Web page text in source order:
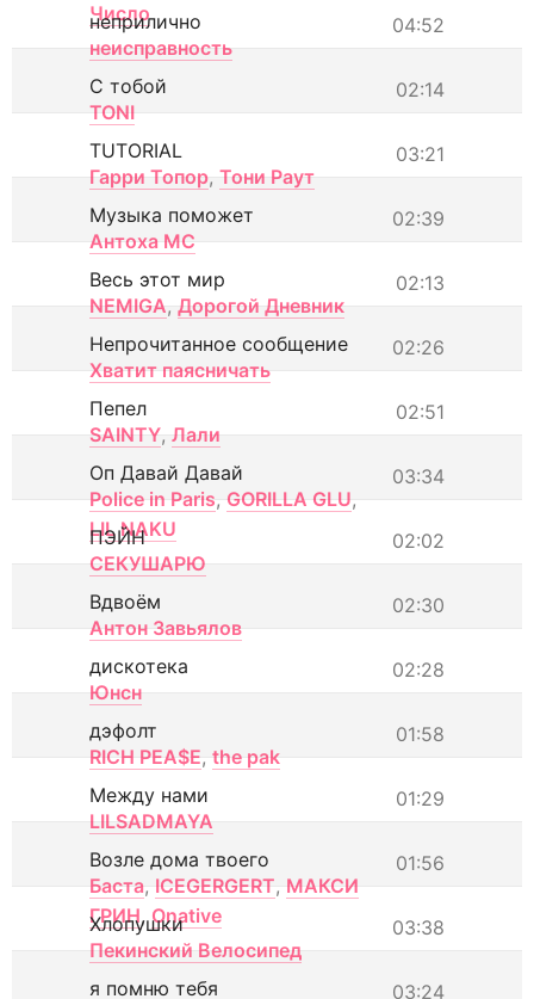
Число
04:52
неприлично
неисправность
02:14
С тобой
TONI
03:21
TUTORIAL
Гарри Топор, Тони Раут
02:39
Музыка поможет
Антоха МС
02:13
Весь этот мир
NEMIGA, Дорогой Дневник
02:26
Непрочитанное сообщение
Хватит паясничать
02:51
Пепел
SAINTY, Лали
03:34
Оп Давай Давай
Police in Paris, GORILLA GLU,
LIL NAKU
02:02
ПЭЙН
СЕКУШАРЮ
02:30
Вдвоём
Антон Завьялов
02:28
дискотека
Юнсн
01:58
дэфолт
RICH PEA$E, the pak
01:29
Между нами
LILSADMAYA
01:56
Возле дома твоего
Баста, ICEGERGERT, МАКСИ
ГРИН, Onative 03:38
Хлопушки
Пекинский Велосипед
03:24
я помню тебя